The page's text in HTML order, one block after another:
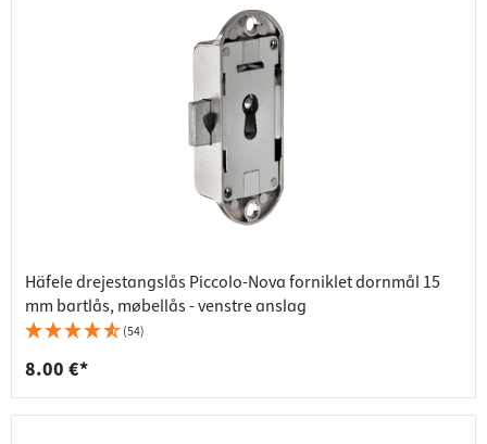
Häfele drejestangslås Piccolo-Nova forniklet dornmål 15
mm bartlås, møbellås - venstre anslag
(54)
8.00 €*